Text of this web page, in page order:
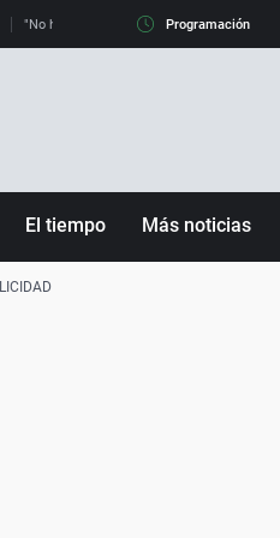
"No hay mafias, que no nos engañen":
Programación
El tiempo Más noticias